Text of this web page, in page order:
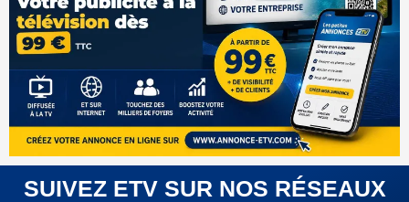
SUIVEZ ETV SUR NOS RÉSEAUX